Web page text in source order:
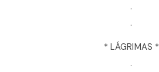
.
.
* LÁGRIMAS *
.